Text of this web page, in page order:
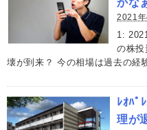
かな
2021年
1:
の株投
壊が到来？ 今の相場は過去の経
ﾚｵﾊﾟ
理が